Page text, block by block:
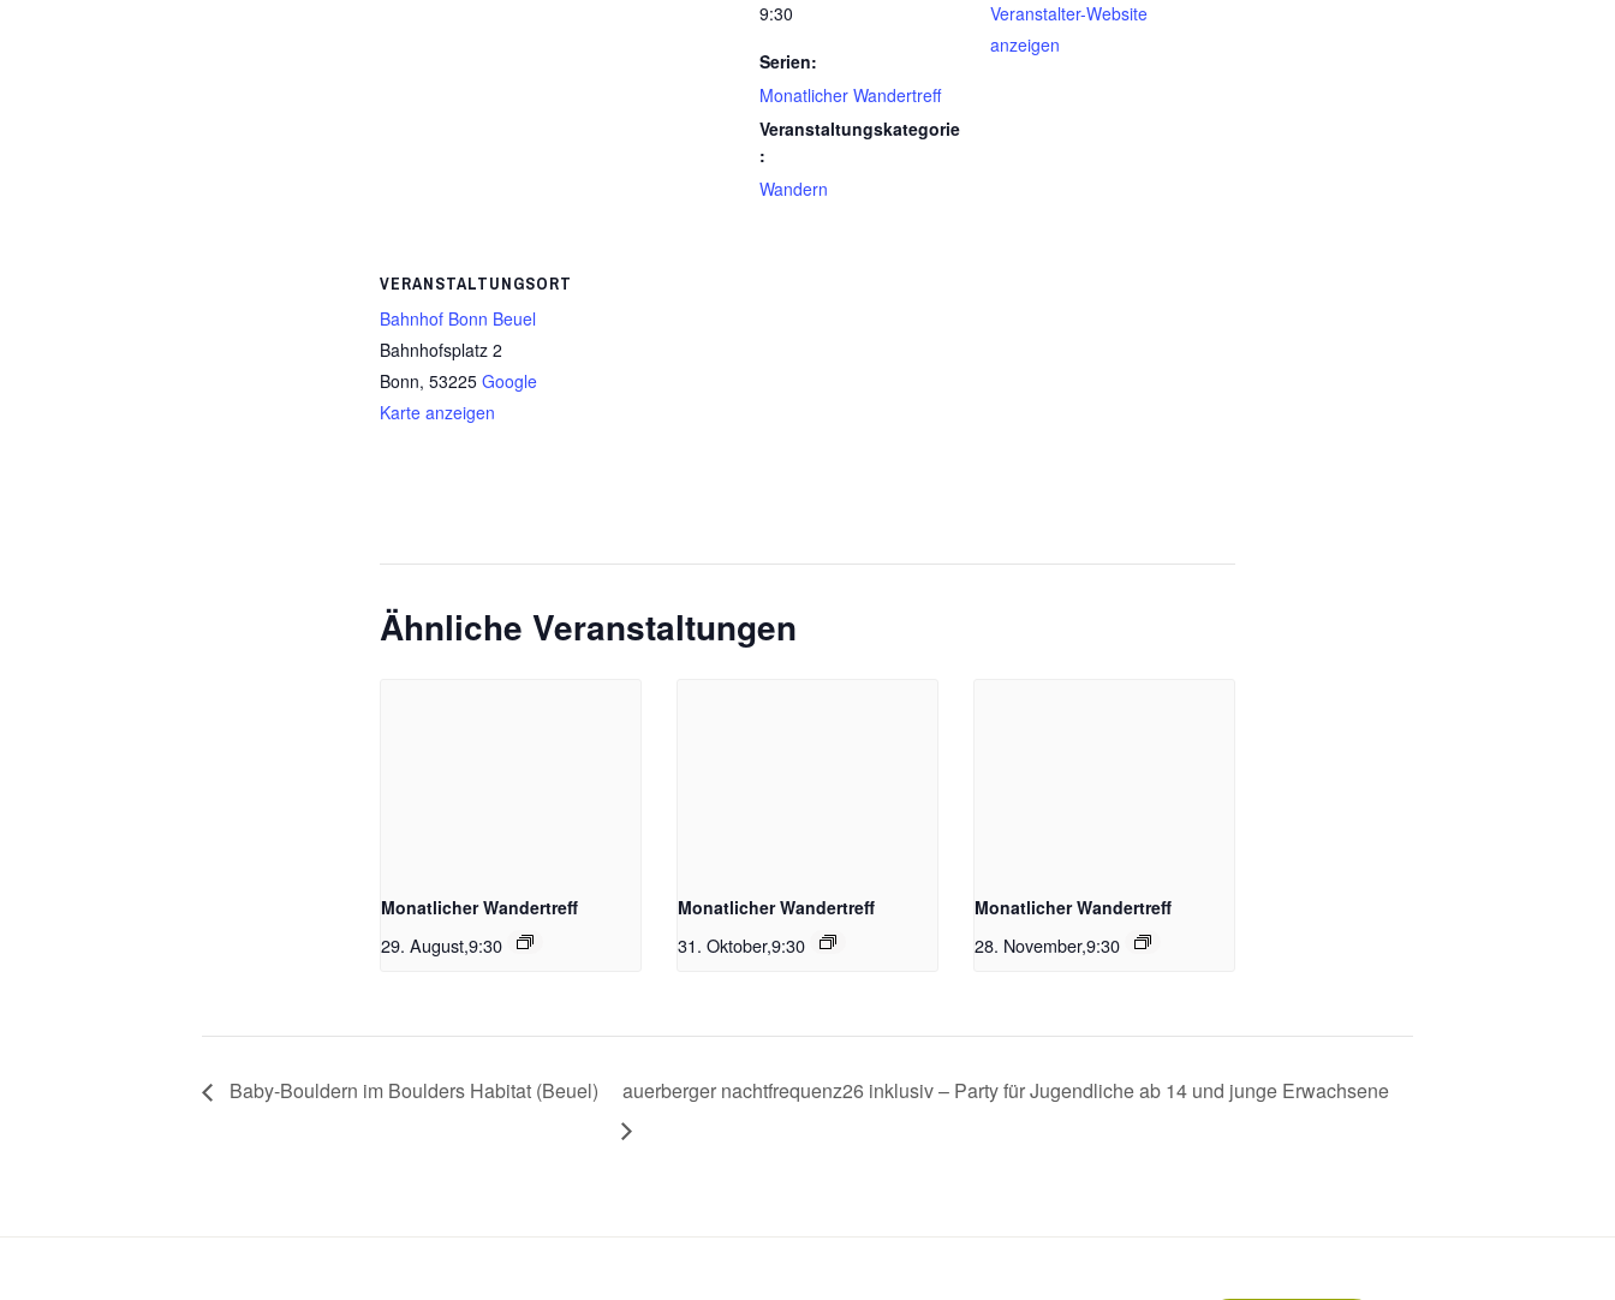
9:30
Serien:
Monatlicher Wandertreff
Veranstaltungskategorie
:
Wandern
Veranstalter-Website
anzeigen
VERANSTALTUNGSORT
Bahnhof Bonn Beuel
Bahnhofsplatz 2
Bonn, 53225 Google
Karte anzeigen
Ähnliche Veranstaltungen
Monatlicher Wandertreff
29. August,9:30
Monatlicher Wandertreff
31. Oktober,9:30
Monatlicher Wandertreff
28. November,9:30
Baby-Bouldern im Boulders Habitat (Beuel) auerberger nachtfrequenz26 inklusiv – Party für Jugendliche ab 14 und junge Erwachsene